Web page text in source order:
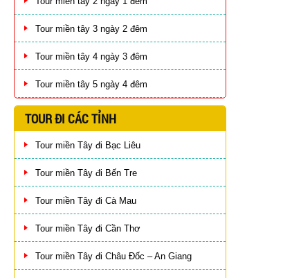
Tour miền tây 3 ngày 2 đêm
Tour miền tây 4 ngày 3 đêm
Tour miền tây 5 ngày 4 đêm
TOUR ĐI CÁC TỈNH
Tour miền Tây đi Bạc Liêu
Tour miền Tây đi Bến Tre
Tour miền Tây đi Cà Mau
Tour miền Tây đi Cần Thơ
Tour miền Tây đi Châu Đốc – An Giang